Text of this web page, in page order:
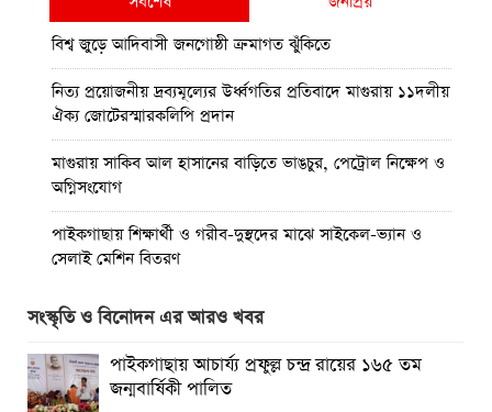
বিশ্ব জুড়ে আদিবাসী জনগোষ্ঠী ক্রমাগত ঝুঁকিতে
নিত্য প্রয়োজনীয় দ্রব্যমূল্যের উর্ধ্বগতির প্রতিবাদে মাগুরায় ১১দলীয়
ঐক্য জোটেরস্মারকলিপি প্রদান
মাগুরায় সাকিব আল হাসানের বাড়িতে ভাঙচুর, পেট্রোল নিক্ষেপ ও
অগ্নিসংযোগ
পাইকগাছায় শিক্ষার্থী ও গরীব-দুস্থদের মাঝে সাইকেল-ভ্যান ও
সেলাই মেশিন বিতরণ
পাইকগাছায় জুলাই উদযাপন উপলক্ষে বিএনপির আনন্দ মিছিল ও
সমাবেশ
পাইকগাছায় জুলাই গণঅভ্যুত্থান দিবস পালিত
সংস্কৃতি ও বিনোদন এর আরও খবর
পাইকগাছায় আচার্য্য প্রফুল্ল চন্দ্র রায়ের ১৬৫ তম
জন্মবার্ষিকী পালিত